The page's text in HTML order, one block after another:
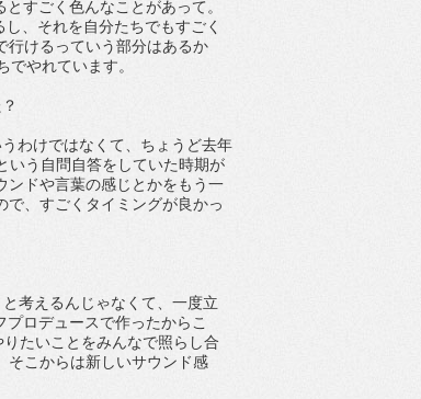
すごく色んなことがあって。
、それを自分たちでもすごく
行けるっていう部分はあるか
やれています。
わけではなくて、ちょうど去年
いう自問自答をしていた時期が
ンドや言葉の感じとかをもう一
で、すごくタイミングが良かっ
考えるんじゃなくて、一度立
ロデュースで作ったからこ
たいことをみんなで照らし合
そこからは新しいサウンド感